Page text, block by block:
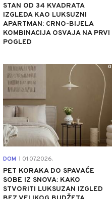
STAN OD 34 KVADRATA
IZGLEDA KAO LUKSUZNI
APARTMAN: CRNO-BIJELA
KOMBINACIJA OSVAJA NA PRVI
POGLED
DOM 01.07.2026.
PET KORAKA DO SPAVAĆE
SOBE IZ SNOVA: KAKO
STVORITI LUKSUZAN IZGLED
0